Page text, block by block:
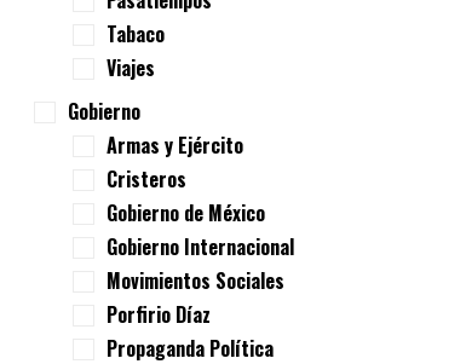
Tabaco
Viajes
Gobierno
Armas y Ejército
Cristeros
Gobierno de México
Gobierno Internacional
Movimientos Sociales
Porfirio Díaz
Propaganda Política